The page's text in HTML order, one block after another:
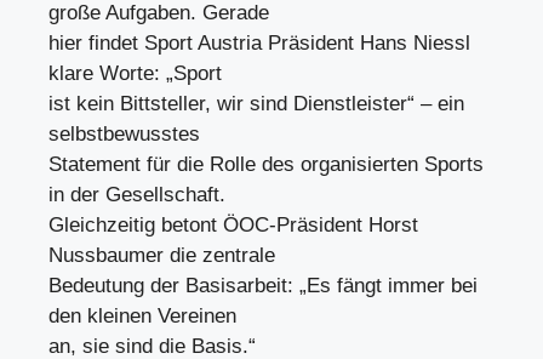
große Aufgaben. Gerade
hier findet Sport Austria Präsident Hans Niessl
klare Worte: „Sport
ist kein Bittsteller, wir sind Dienstleister“ – ein
selbstbewusstes
Statement für die Rolle des organisierten Sports
in der Gesellschaft.
Gleichzeitig betont ÖOC-Präsident Horst
Nussbaumer die zentrale
Bedeutung der Basisarbeit: „Es fängt immer bei
den kleinen Vereinen
an, sie sind die Basis.“